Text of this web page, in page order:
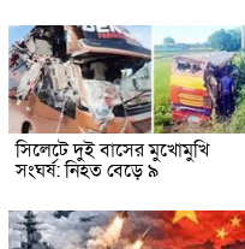
সিলেটে দুই বাসের মুখোমুখি
সংঘর্ষ: নিহত বেড়ে ৯